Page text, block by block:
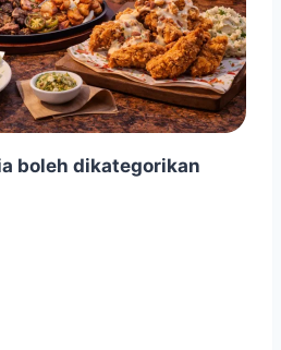
boleh dikategorikan